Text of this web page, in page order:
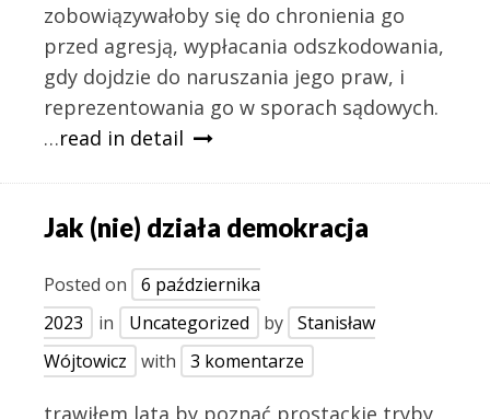
zobowiązywałoby się do chronienia go
przed agresją, wypłacania odszkodowania,
gdy dojdzie do naruszania jego praw, i
reprezentowania go w sporach sądowych.
…read in detail
Jak (nie) działa demokracja
Posted on
6 października
2023
in Uncategorized by Stanisław
Wójtowicz
with 3 komentarze
trawiłem lata by poznać prostackie tryby